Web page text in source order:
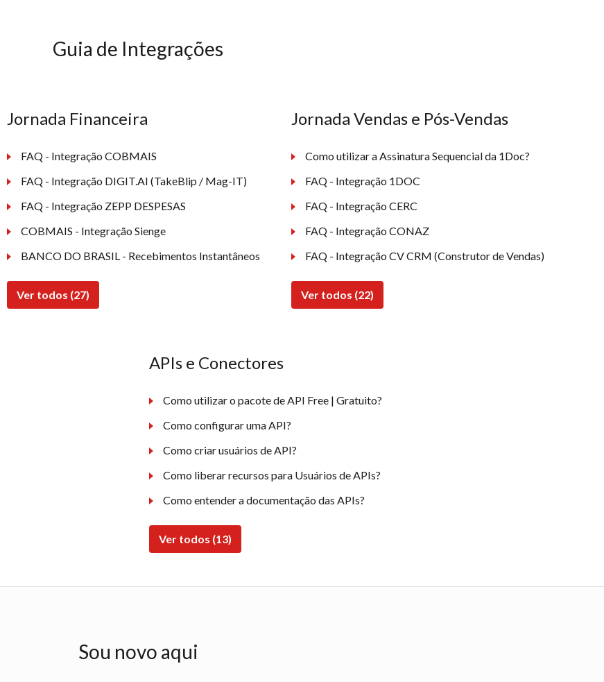
Guia de Integrações
Jornada Financeira
FAQ - Integração COBMAIS
FAQ - Integração DIGIT.AI (TakeBlip / Mag-IT)
FAQ - Integração ZEPP DESPESAS
COBMAIS - Integração Sienge
BANCO DO BRASIL - Recebimentos Instantâneos
Ver todos (27)
Jornada Vendas e Pós-Vendas
Como utilizar a Assinatura Sequencial da 1Doc?
FAQ - Integração 1DOC
FAQ - Integração CERC
FAQ - Integração CONAZ
FAQ - Integração CV CRM (Construtor de Vendas)
Ver todos (22)
APIs e Conectores
Como utilizar o pacote de API Free | Gratuito?
Como configurar uma API?
Como criar usuários de API?
Como liberar recursos para Usuários de APIs?
Como entender a documentação das APIs?
Ver todos (13)
Sou novo aqui